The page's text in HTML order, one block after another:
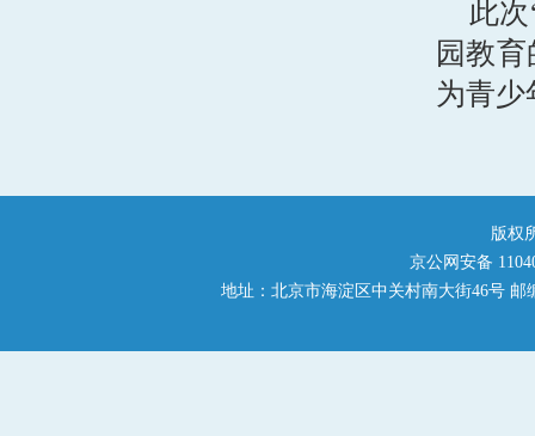
此
园教
为青
版权
京公网安备
地址：北京市海淀区中关村南大街46号 邮